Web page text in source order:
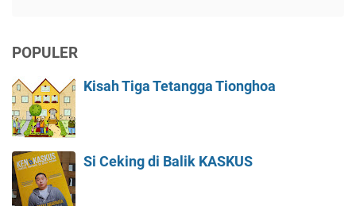
POPULER
Kisah Tiga Tetangga Tionghoa
Si Ceking di Balik KASKUS